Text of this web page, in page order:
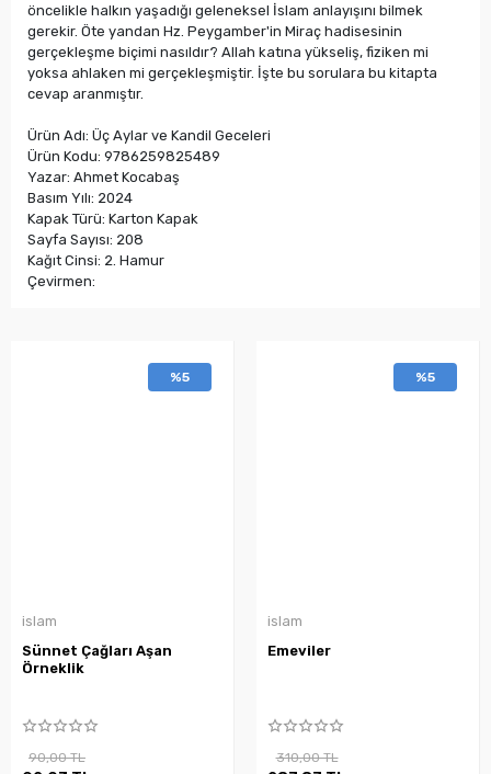
öncelikle halkın yaşadığı geleneksel İslam anlayışını bilmek
gerekir. Öte yandan Hz. Peygamber'in Miraç hadisesinin
gerçekleşme biçimi nasıldır? Allah katına yükseliş, fiziken mi
yoksa ahlaken mi gerçekleşmiştir. İşte bu sorulara bu kitapta
cevap aranmıştır.
Ürün Adı: Üç Aylar ve Kandil Geceleri
Ürün Kodu: 9786259825489
Yazar: Ahmet Kocabaş
Basım Yılı: 2024
Kapak Türü: Karton Kapak
Sayfa Sayısı: 208
Kağıt Cinsi: 2. Hamur
Çevirmen:
%5
islam
Sünnet Çağları Aşan
Örneklik
90,00 TL
%5
islam
Emeviler
310,00 TL